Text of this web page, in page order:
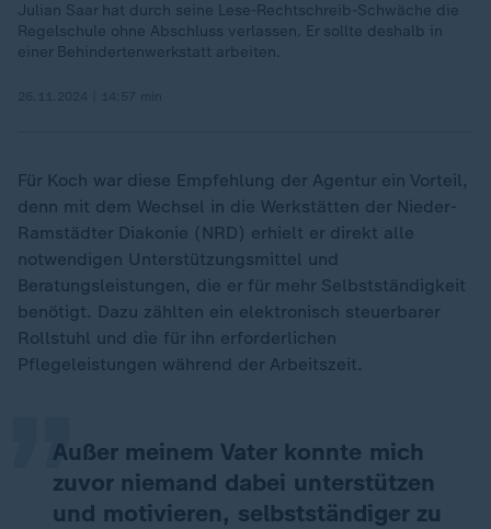
Julian Saar hat durch seine Lese-Rechtschreib-Schwäche die
Regelschule ohne Abschluss verlassen. Er sollte deshalb in
einer Behindertenwerkstatt arbeiten.
Für Koch war diese Empfehlung der Agentur ein Vorteil,
denn mit dem Wechsel in die Werkstätten der Nieder-
Ramstädter Diakonie (NRD) erhielt er direkt alle
notwendigen Unterstützungsmittel und
Beratungsleistungen, die er für mehr Selbstständigkeit
benötigt. Dazu zählten ein elektronisch steuerbarer
Rollstuhl und die für ihn erforderlichen
Pflegeleistungen während der Arbeitszeit.
Außer meinem Vater konnte mich
zuvor niemand dabei unterstützen
und motivieren, selbstständiger zu
„